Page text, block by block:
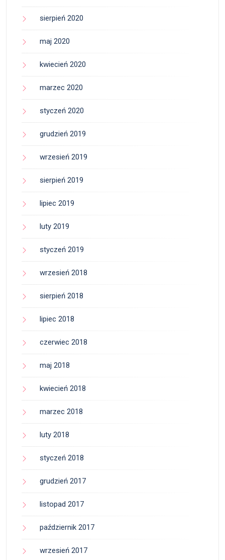
sierpień 2020
maj 2020
kwiecień 2020
marzec 2020
styczeń 2020
grudzień 2019
wrzesień 2019
sierpień 2019
lipiec 2019
luty 2019
styczeń 2019
wrzesień 2018
sierpień 2018
lipiec 2018
czerwiec 2018
maj 2018
kwiecień 2018
marzec 2018
luty 2018
styczeń 2018
grudzień 2017
listopad 2017
październik 2017
wrzesień 2017